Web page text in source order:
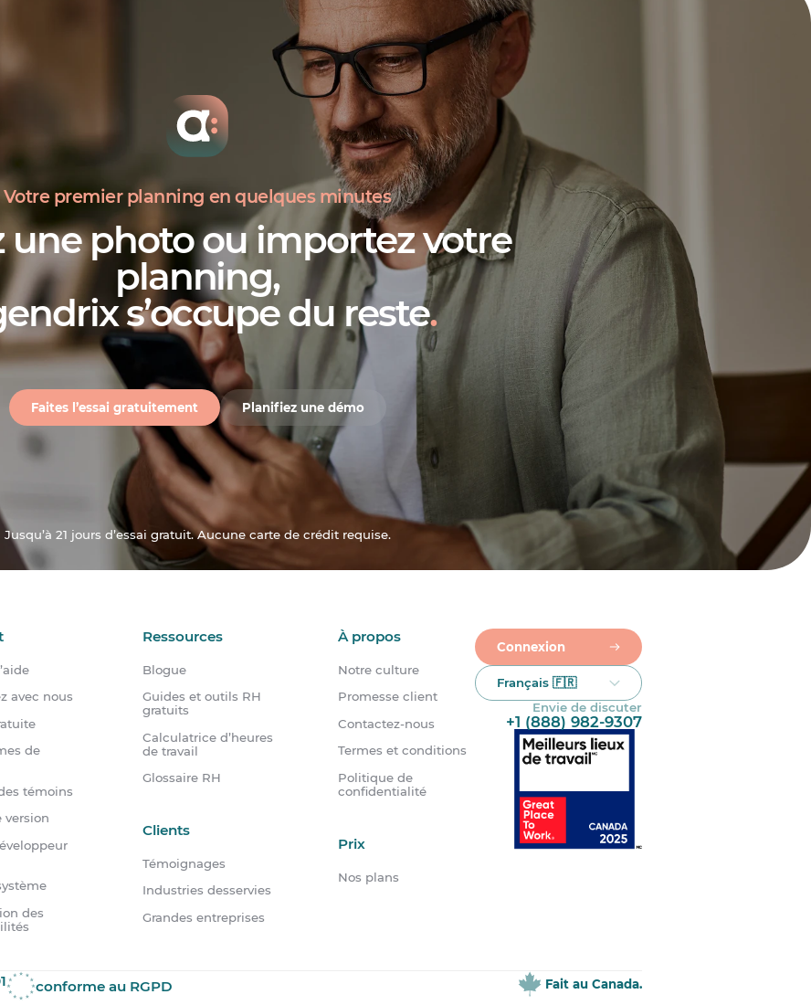
Votre premier planning en quelques minutes
une photo ou importez votre
planning,
s’occupe du reste.
Faites l’essai gratuitement Planifiez une démo
Jusqu’à 21 jours d’essai gratuit. Aucune carte de crédit requise.
avec nous
de
témoins
version
des
Ressources
Blogue
Guides et outils RH
gratuits
Calculatrice d’heures
de travail
Glossaire RH
À propos
Notre culture
Promesse client
Contactez-nous
Termes et conditions
Politique de
confidentialité
Clients
Témoignages
Industries desservies
Grandes entreprises
Prix
Nos plans
Connexion
Français 🇫🇷
Envie de discuter
+1 (888) 982-9307
conforme au RGPD Fait au Canada.